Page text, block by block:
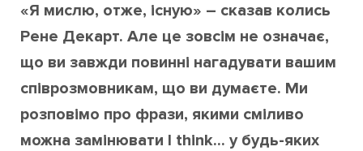
«Я мислю, отже, існую» – сказав колись
Рене Декарт. Але це зовсім не означає,
що ви завжди повинні нагадувати вашим
співрозмовникам, що ви думаєте. Ми
розповімо про фрази, якими сміливо
можна замінювати I think... у будь-яких